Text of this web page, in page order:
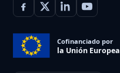
Cofinanciado por
la Unión Europea